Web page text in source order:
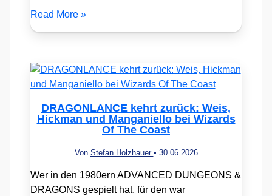
Read More »
DRAGONLANCE kehrt zurück: Weis,
Hickman und Manganiello bei Wizards
Of The Coast
Von Stefan Holzhauer • 30.06.2026
Wer in den 1980ern ADVANCED DUNGEONS &
DRAGONS gespielt hat, für den war